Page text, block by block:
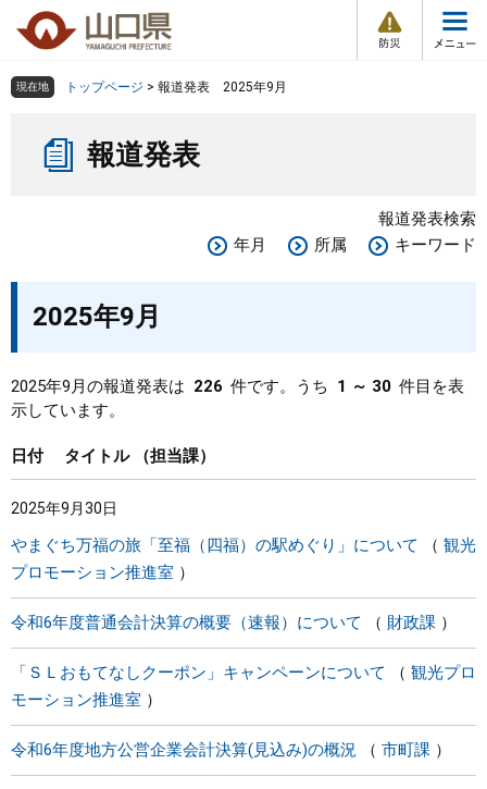
の
ー
メ
組織で探す
Other Languages
くらし・環境
教育・文化・スポーツ
しごと・産業・観光
県政情報
現在地 トップページ > 報道発表 2025年9月
報道発表
報道発表検索
年月
所属 キーワード
2025年9月
2025年9月の報道発表は 226 件です。うち 1 ～ 30 件目を表
示しています。
日付 タイトル 担当課
2025年9月30日
やまぐち万福の旅「至福（四福）の駅めぐり」について
観光
プロモーション推進室
令和6年度普通会計決算の概要（速報）について 財政課
「ＳＬおもてなしクーポン」キャンペーンについて
観光プロ
モーション推進室
令和6年度地方公営企業会計決算(見込み)の概況 市町課